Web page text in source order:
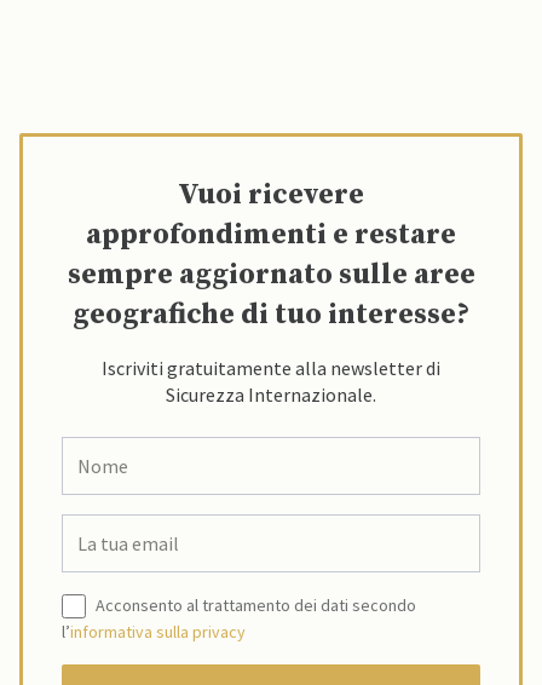
Vuoi ricevere
approfondimenti e restare
sempre aggiornato sulle aree
geografiche di tuo interesse?
Iscriviti gratuitamente alla newsletter di
Sicurezza Internazionale.
Acconsento al trattamento dei dati secondo
l’informativa sulla privacy